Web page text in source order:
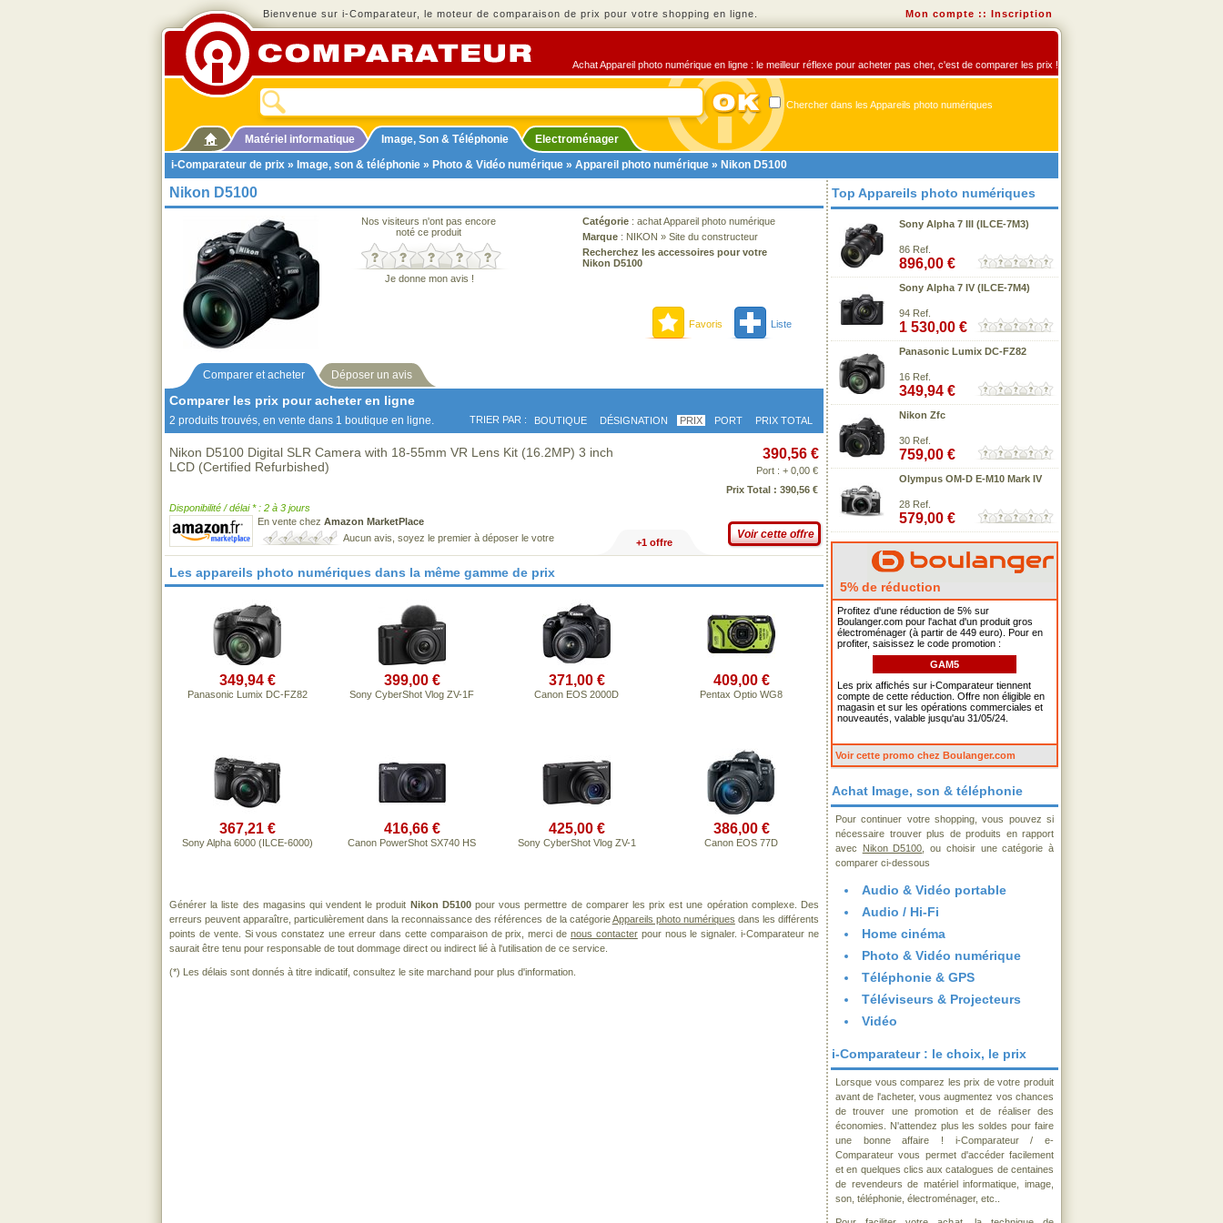
Bienvenue sur i-Comparateur, le moteur de comparaison de prix pour votre shopping en ligne. Mon compte :: Inscription
Achat Appareil photo numérique en ligne : le meilleur réflexe pour acheter pas cher, c'est de comparer les prix !
Chercher dans les Appareils photo numériques
Matériel informatique Image, Son & Téléphonie
Electroménager
i-Comparateur de prix » Image, son & téléphonie » Photo & Vidéo numérique » Appareil photo numérique » Nikon D5100
Nikon D5100
Nos visiteurs n'ont pas encore
noté ce produit
Je donne mon avis !
Catégorie : achat Appareil photo numérique
Marque : NIKON » Site du constructeur
Recherchez les accessoires pour votre
Nikon D5100
Favoris Liste
Comparer et acheter Déposer un avis
Comparer les prix pour acheter en ligne
2 produits trouvés, en vente dans 1 boutique en ligne. TRIER PAR : BOUTIQUE DÉSIGNATION PRIX PORT PRIX TOTAL
Nikon D5100 Digital SLR Camera with 18-55mm VR Lens Kit (16.2MP) 3 inch
LCD (Certified Refurbished)
Disponibilité / délai * : 2 à 3 jours
En vente chez Amazon MarketPlace
Aucun avis, soyez le premier à déposer le votre
390,56 €
Port : + 0,00 €
Prix Total : 390,56 €
Voir cette offre
+1 offre
Les appareils photo numériques dans la même gamme de prix
349,94 €
Panasonic Lumix DC-FZ82
399,00 €
Sony CyberShot Vlog ZV-1F
371,00 €
Canon EOS 2000D
409,00 €
Pentax Optio WG8
367,21 €
Sony Alpha 6000 (ILCE-6000)
416,66 €
Canon PowerShot SX740 HS
425,00 €
Sony CyberShot Vlog ZV-1
386,00 €
Canon EOS 77D
Générer la liste des magasins qui vendent le produit Nikon D5100pour vous permettre de comparer les prix est une opération complexe. Des
erreurs peuvent apparaître, particulièrement dans la reconnaissance des références de la catégorieAppareils photo numériques dans les différents
points de vente. Si vous constatez une erreur dans cette comparaison de prix, merci de nous contacterpour nous le signaler. i-Comparateur ne
saurait être tenu pour responsable de tout dommage direct ou indirect lié à l'utilisation de ce service.
(*) Les délais sont donnés à titre indicatif, consultez le site marchand pour plus d'information.
Top Appareils photo numériques
Sony Alpha 7 III (ILCE-7M3)
86 Ref.
896,00 €
Sony Alpha 7 IV (ILCE-7M4)
94 Ref.
1 530,00 €
Panasonic Lumix DC-FZ82
16 Ref.
349,94 €
Nikon Zfc
30 Ref.
759,00 €
Olympus OM-D E-M10 Mark IV
28 Ref.
579,00 €
5% de réduction
Profitez d'une réduction de 5% sur
Boulanger.com pour l'achat d'un produit gros
électroménager (à partir de 449 euro). Pour en
profiter, saisissez le code promotion :
GAM5
Les prix affichés sur i-Comparateur tiennent
compte de cette réduction. Offre non éligible en
magasin et sur les opérations commerciales et
nouveautés, valable jusqu'au 31/05/24.
Voir cette promo chez Boulanger.com
Achat Image, son & téléphonie
Pour continuer votre shopping, vous pouvez si
nécessaire trouver plus de produits en rapport
avec
Nikon D5100 , ou choisir une catégorie à
comparer ci-dessous
Audio & Vidéo portable
Audio / Hi-Fi
Home cinéma
Photo & Vidéo numérique
Téléphonie & GPS
Téléviseurs & Projecteurs
Vidéo
i-Comparateur : le choix, le prix
Lorsque vous comparez les prix de votre produit
avant de l'acheter, vous augmentez vos chances
de trouver une promotion et de réaliser des
économies. N'attendez plus les soldes pour faire
une bonne affaire ! i-Comparateur / e-
Comparateur vous permet d'accéder facilement
et en quelques clics aux catalogues de centaines
de revendeurs de matériel informatique, image,
son, téléphonie, électroménager, etc..